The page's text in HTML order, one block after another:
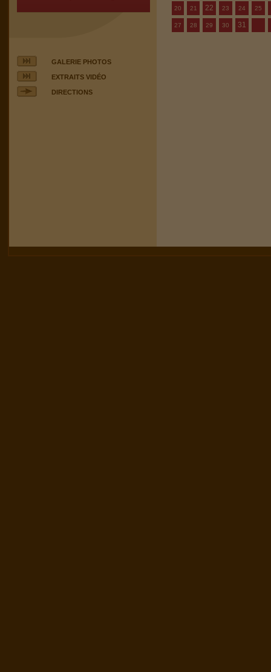
GALERIE PHOTOS
EXTRAITS VIDÉO
DIRECTIONS
20 21 22 23 24 25
27 28 29 30 31